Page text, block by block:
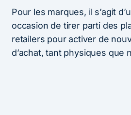
Pour les marques, il s’agit
occasion de tirer parti des
retailers pour activer de
d’achat, tant physiques que